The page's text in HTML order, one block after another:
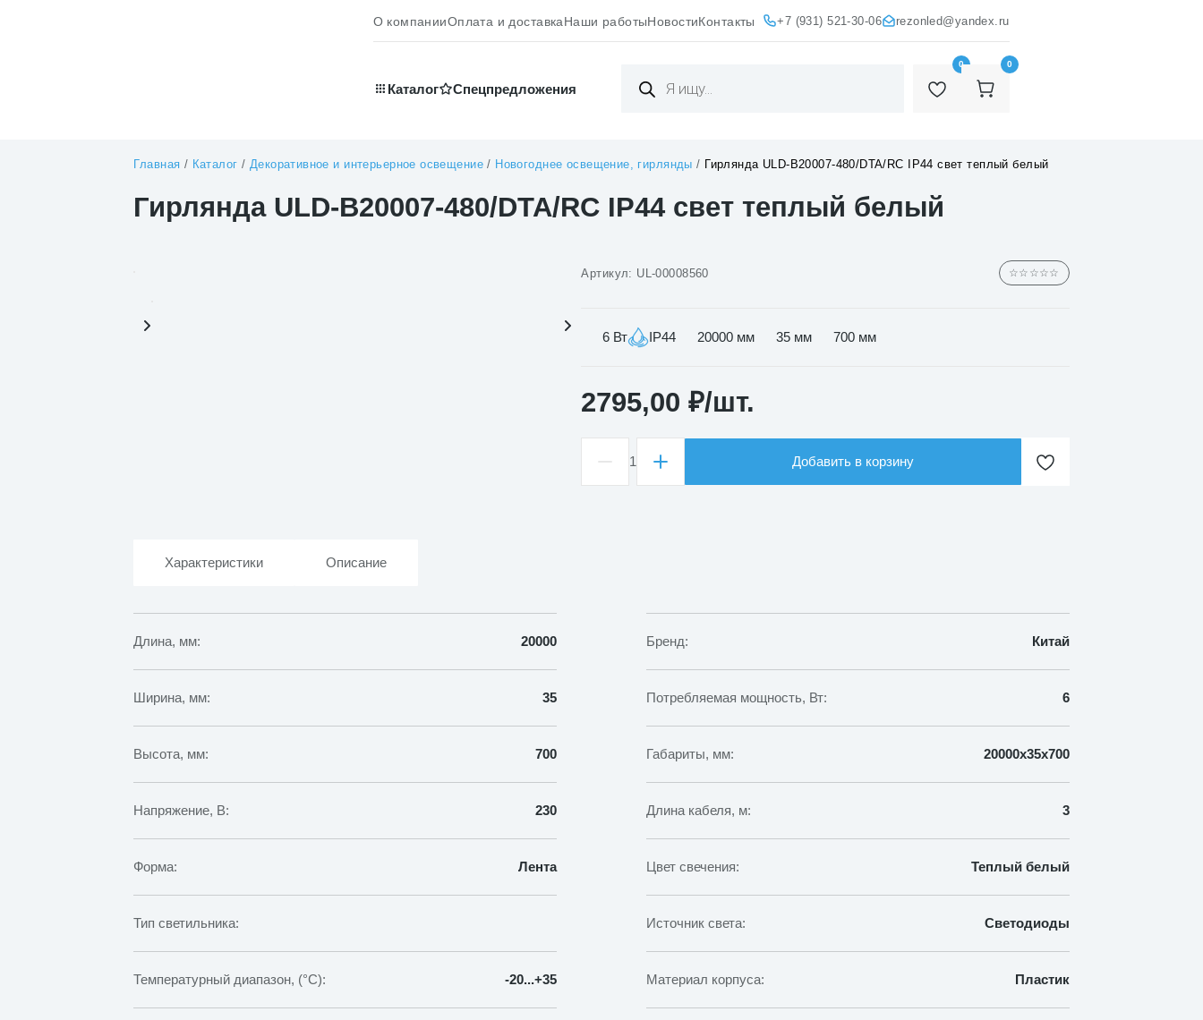
О компанииОплата и доставкаНаши работыНовостиКонтакты +7 (931) 521-30-06 rezonled@yandex.ru
Каталог Cпецпредложения
товаров
0 0
Главная / Каталог / Декоративное и интерьерное освещение/ Новогоднее освещение, гирлянды / Гирлянда ULD-B20007-480/DTA/RC IP44 свет теплый белый
Гирлянда ULD-B20007-480/DTA/RC IP44 свет теплый белый
Артикул: UL-00008560 ☆☆☆☆☆
6 Вт IP44 20000 мм 35 мм 700 мм
2795,00₽/шт.
Количество
товара
1 Добавить в корзину
Характеристики Описание
Длина, мм: 20000 Бренд: Китай
Ширина, мм: 35 Потребляемая мощность, Вт: 6
Высота, мм: 700 Габариты, мм: 20000х35х700
Напряжение, В: 230 Длина кабеля, м: 3
Форма: Лента Цвет свечения: Теплый белый
Тип светильника: Источник света: Светодиоды
Температурный диапазон, (°C): -20...+35 Материал корпуса: Пластик